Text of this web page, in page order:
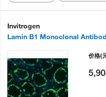
Invitrogen
Lamin B1 Monoclonal
价格(